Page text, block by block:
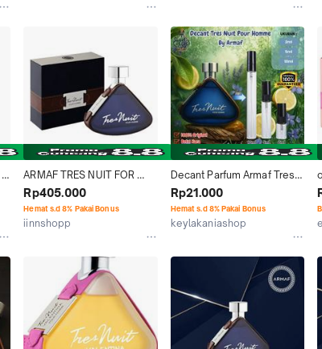
ARMAF TRES NUIT FOR
MEN EDT 100ML
Rp405.000
Hemat s.d 8% Pakai Bonus
iinnshopp
Decant Parfum Armaf Tres
Nuit EDP Parfum Unisex
Tahan Lama 100% Original
Rp21.000
Hemat s.d 8% Pakai Bonus
keylakaniashop